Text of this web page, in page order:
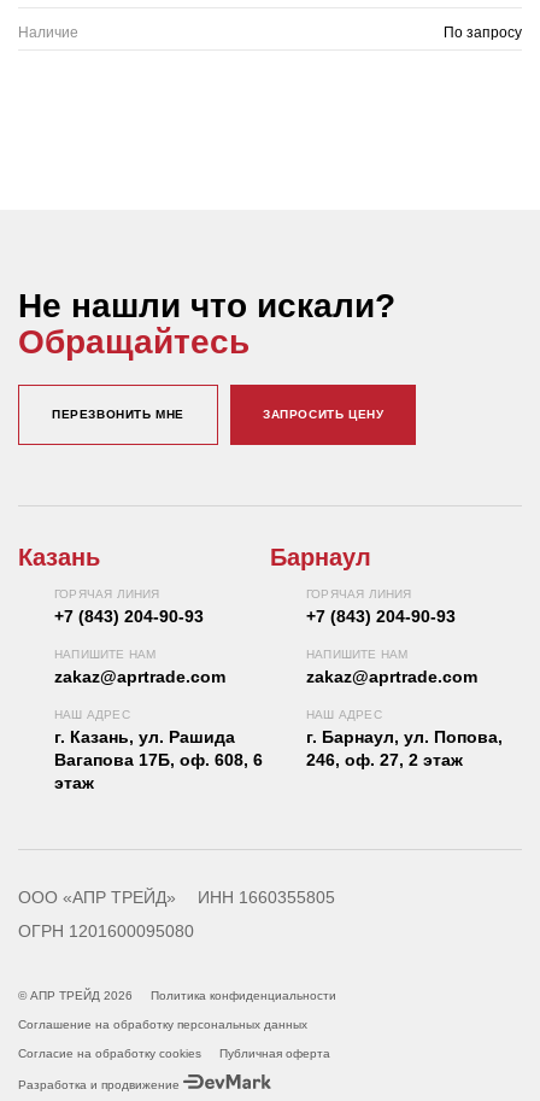
Наличие По запросу
Не нашли что искали?
Обращайтесь
ПЕРЕЗВОНИТЬ МНЕ ЗАПРОСИТЬ ЦЕНУ
Казань
ГОРЯЧАЯ ЛИНИЯ
+7 (843) 204-90-93
НАПИШИТЕ НАМ
zakaz@aprtrade.com
НАШ АДРЕС
г. Казань, ул. Рашида
Вагапова 17Б, оф. 608, 6
этаж
Барнаул
ГОРЯЧАЯ ЛИНИЯ
+7 (843) 204-90-93
НАПИШИТЕ НАМ
zakaz@aprtrade.com
НАШ АДРЕС
г. Барнаул, ул. Попова,
246, оф. 27, 2 этаж
ООО «АПР ТРЕЙД»
ИНН 1660355805
ОГРН 1201600095080
© АПР ТРЕЙД 2026 Политика конфиденциальности
Соглашение на обработку персональных данных
Согласие на обработку cookies Публичная оферта
Разработка и продвижение